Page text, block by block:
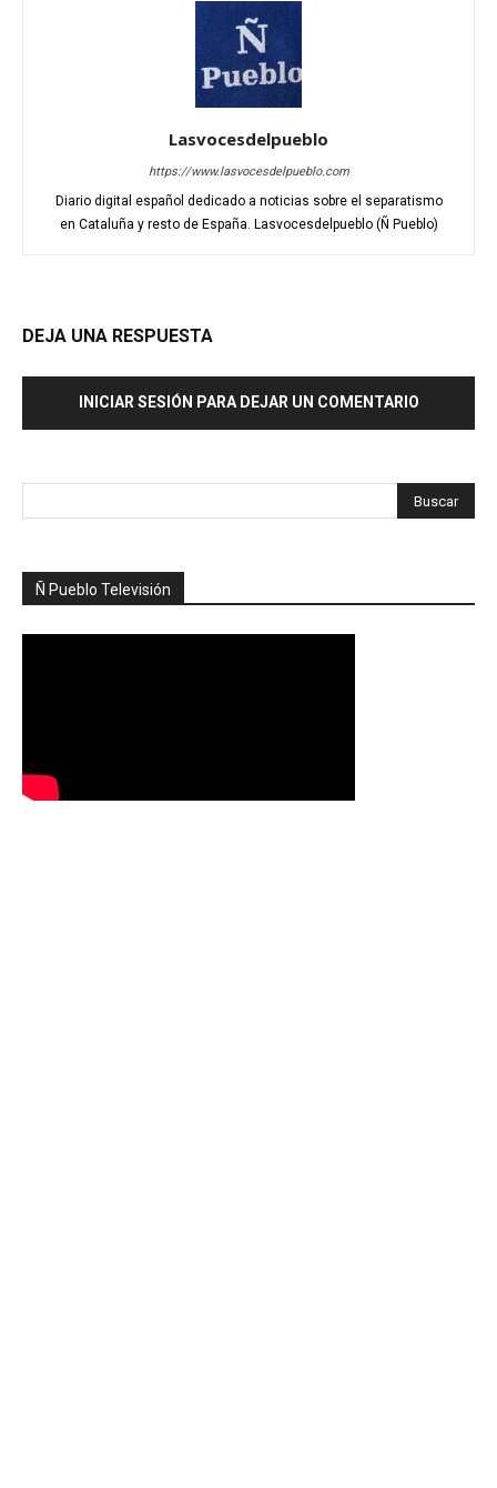
Lasvocesdelpueblo
https://www.lasvocesdelpueblo.com
Diario digital español dedicado a noticias sobre el separatismo
en Cataluña y resto de España. Lasvocesdelpueblo (Ñ Pueblo)
DEJA UNA RESPUESTA
INICIAR SESIÓN PARA DEJAR UN COMENTARIO
Ñ Pueblo Televisión